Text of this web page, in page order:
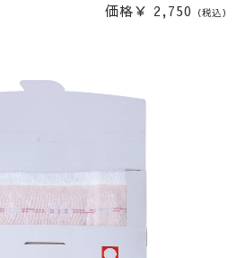
価格￥ 2,750 （税込）